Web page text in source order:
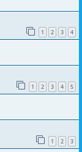
1 2 3 4
1 2 3 4 5
1 2 3